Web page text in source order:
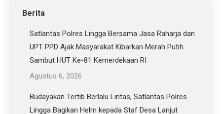
Berita
Satlantas Polres Lingga Bersama Jasa Raharja dan
UPT PPD Ajak Masyarakat Kibarkan Merah Putih
Sambut HUT Ke-81 Kemerdekaan RI
Agustus 6, 2026
Budayakan Tertib Berlalu Lintas, Satlantas Polres
Lingga Bagikan Helm kepada Staf Desa Lanjut